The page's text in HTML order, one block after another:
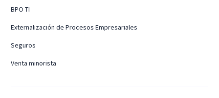
BPO TI
Externalización de Procesos Empresariales
Seguros
Venta minorista